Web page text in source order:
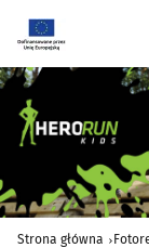
Strona główna